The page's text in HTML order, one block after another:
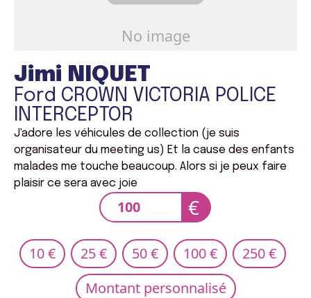
Jimi NIQUET
Ford CROWN VICTORIA POLICE
INTERCEPTOR
J'adore les véhicules de collection (je suis
organisateur du meeting us) Et la cause des enfants
malades me touche beaucoup. Alors si je peux faire
plaisir ce sera avec joie